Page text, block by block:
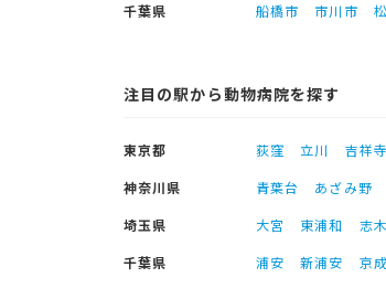
千葉県
船橋市 市川市
注目の駅から動物病院を探す
東京都 荻窪 立川 吉祥寺
神奈川県
青葉台 あざみ野
埼玉県
大宮 東浦和 志木
千葉県
浦安 新浦安 京